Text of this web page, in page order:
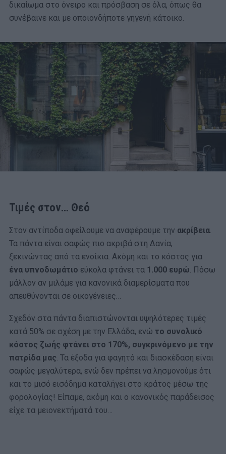
δικαίωμα στο όνειρο και πρόσβαση σε όλα, όπως θα
συνέβαινε και με οποιονδήποτε γηγενή κάτοικο.
Τιμές στον… Θεό
Στον αντίποδα οφείλουμε να αναφέρουμε την ακρίβεια
Τα πάντα είναι σαφώς πιο ακριβά στη Δανία,
ξεκινώντας από τα ενοίκια. Ακόμη και το κόστος για
ένα υπνοδωμάτιο εύκολα φτάνει τα 1.000 ευρώ . Πόσω
μάλλον αν μιλάμε για κανονικά διαμερίσματα που
απευθύνονται σε οικογένειες…
Σχεδόν στα πάντα διαπιστώνονται υψηλότερες τιμές
κατά 50% σε σχέση με την Ελλάδα, ενώ το συνολικό
κόστος ζωής φτάνει στο 170%, συγκρινόμενο με την
πατρίδα μας . Τα έξοδα για φαγητό και διασκέδαση είναι
σαφώς μεγαλύτερα, ενώ δεν πρέπει να λησμονούμε ότι
και το μισό εισόδημα καταλήγει στο κράτος μέσω της
φορολογίας! Είπαμε, ακόμη και ο κανονικός παράδεισος
είχε τα μειονεκτήματά του…